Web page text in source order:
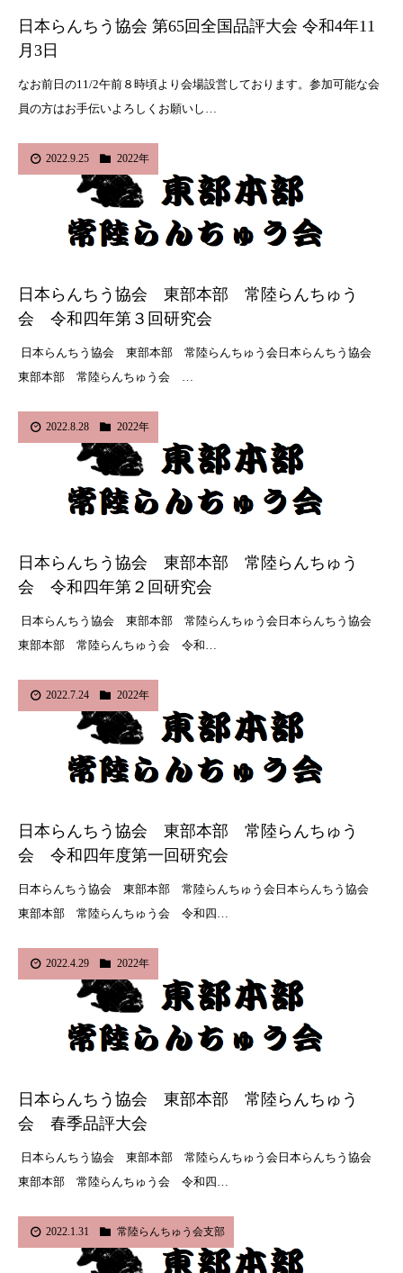
日本らんちう協会 第65回全国品評大会 令和4年11
月3日
なお前日の11/2午前８時頃より会場設営しております。参加可能な会
員の方はお手伝いよろしくお願いし…
2022.9.25 2022年
日本らんちう協会 東部本部 常陸らんちゅう
会 令和四年第３回研究会
日本らんちう協会 東部本部 常陸らんちゅう会日本らんちう協会
東部本部 常陸らんちゅう会 …
2022.8.28 2022年
日本らんちう協会 東部本部 常陸らんちゅう
会 令和四年第２回研究会
日本らんちう協会 東部本部 常陸らんちゅう会日本らんちう協会
東部本部 常陸らんちゅう会 令和…
2022.7.24 2022年
日本らんちう協会 東部本部 常陸らんちゅう
会 令和四年度第一回研究会
日本らんちう協会 東部本部 常陸らんちゅう会日本らんちう協会
東部本部 常陸らんちゅう会 令和四…
2022.4.29 2022年
日本らんちう協会 東部本部 常陸らんちゅう
会 春季品評大会
日本らんちう協会 東部本部 常陸らんちゅう会日本らんちう協会
東部本部 常陸らんちゅう会 令和四…
2022.1.31 常陸らんちゅう会支部